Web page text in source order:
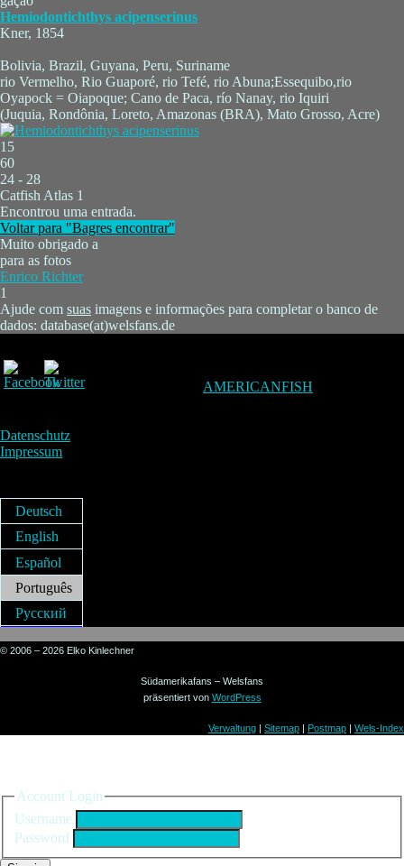
Hemiodontichthys acipenserinus
Kner, 1854
Bolivia, Brazil, Guyana, Peru, Suriname
rio Vermelho, Rio Guaporé, rio Tefé, rio Abuna;Essequibo,rio
Oyapock = Oiapoque; Cano de Paca, río Nanay, rio Iquiri
(Juquia, Rondônia, Loreto, Amazonas (BRA), Mato Grosso, Acre)
15
60
24 - 28
Catfish Atlas 1
Encontrou uma entrada.
Voltar para "Bagres encontrar"
Muito obrigado a
para as fotos
Enrico Richter
1
Ajude com suas imagens e informações para completar o banco de
dados: database(at)welsfans.de
AMERICANFISH
Datenschutz
Impressum
Deutsch
English
Español
Português
Русский
© 2006 – 2026 Elko Kinlechner
Südamerikafans – Welsfans
präsentiert von WordPress
Verwaltung | Sitemap | Postmap | Wels-Index
Account Login
Username
Password